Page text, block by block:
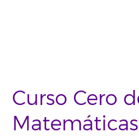
Curso Cero
Matemáticas